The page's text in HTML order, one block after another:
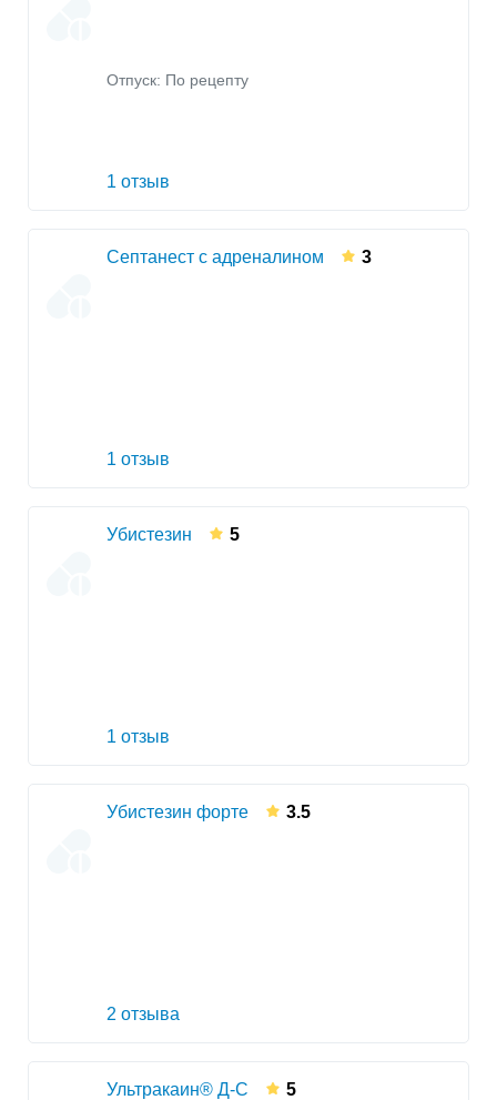
Отпуск: По рецепту
1 отзыв
Септанест с адреналином 3
1 отзыв
Убистезин 5
1 отзыв
Убистезин форте 3.5
2 отзыва
Ультракаин® Д-С 5